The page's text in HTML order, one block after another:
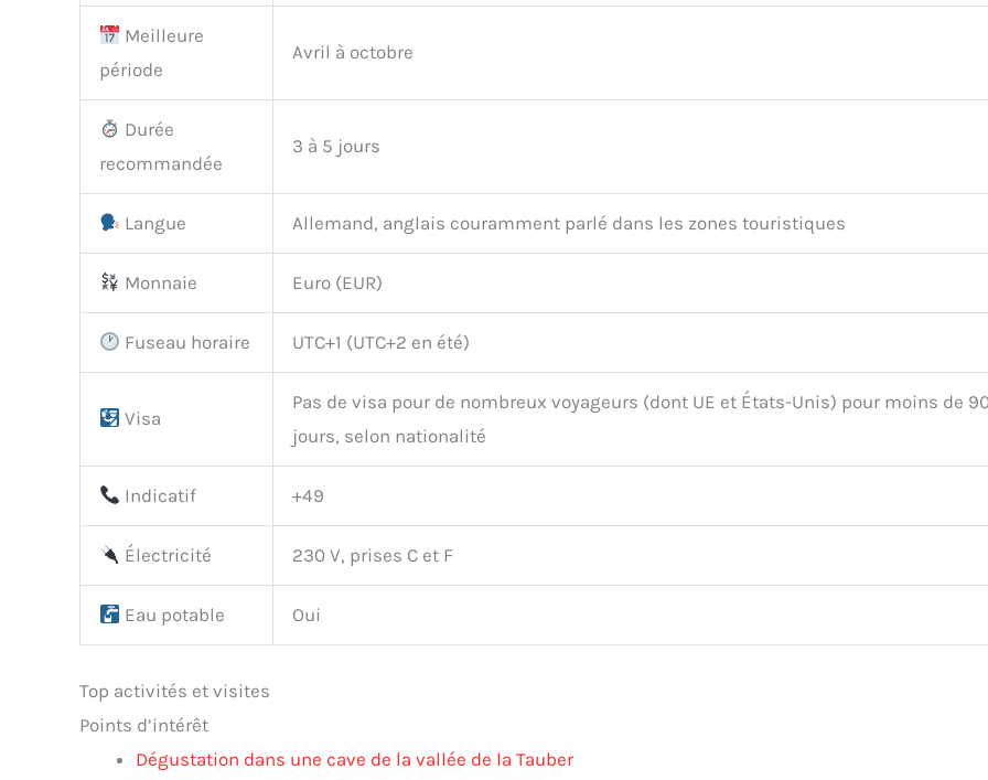
Meilleure
période
Avril à octobre
Durée
recommandée
3 à 5 jours
Langue Allemand, anglais couramment parlé dans les zones touristiques
Monnaie Euro (EUR)
Fuseau horaire UTC+1 (UTC+2 en été)
Visa
Pas de visa pour de nombreux voyageurs (dont UE et États-Unis) pour moins de
jours, selon nationalité
Indicatif +49
Électricité 230 V, prises C et F
Eau potable Oui
Top activités et visites
Points d’intérêt
Dégustation dans une cave de la vallée de la Tauber